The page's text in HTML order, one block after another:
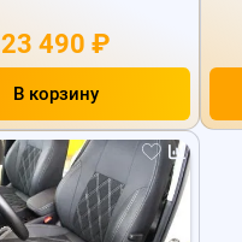
23 490 ₽
В корзину